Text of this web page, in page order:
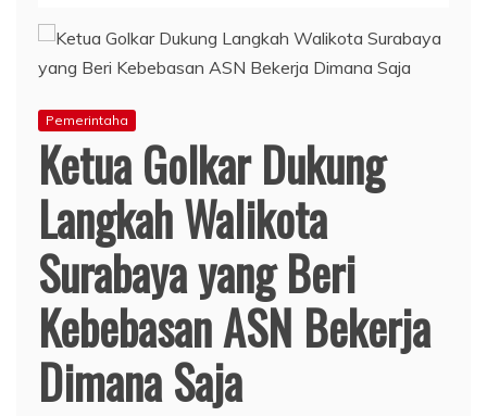
Pemerintaha
Ketua Golkar Dukung
Langkah Walikota
Surabaya yang Beri
Kebebasan ASN Bekerja
Dimana Saja